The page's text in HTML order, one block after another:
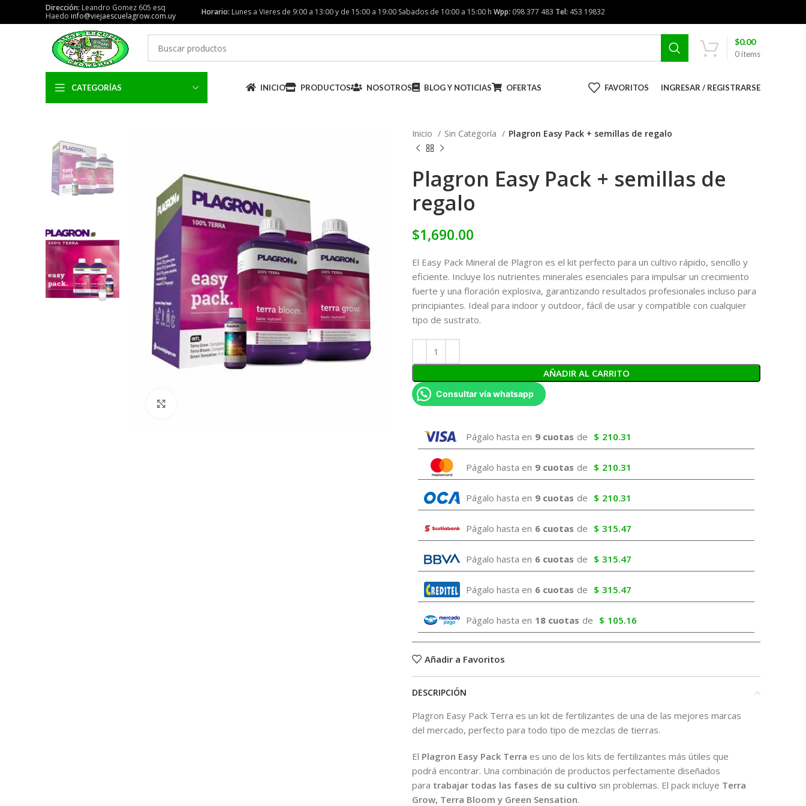
Dirección: Leandro Gomez 605 esq
Haedo info@viejaescuelagrow.com.uy Horario: Lunes a Vieres de 9:00 a 13:00 y de 15:00 a 19:00 Sabados de 10:00 a 15:00 h Wpp: 098 377 483 Tel: 453 19832
0items
$0.00
CATEGORÍAS INICIO PRODUCTOS NOSOTROS BLOG Y NOTICIAS OFERTAS FAVORITOS INGRESAR / REGISTRARSE
Inicio Sin Categoría Plagron Easy Pack + semillas de regalo
Plagron Easy Pack + semillas de
regalo
$1,690.00
El Easy Pack Mineral de Plagron es el kit perfecto para un cultivo rápido, sencillo y
eficiente. Incluye los nutrientes minerales esenciales para impulsar un crecimiento
fuerte y una floración explosiva, garantizando resultados profesionales incluso para
principiantes. Ideal para indoor y outdoor, fácil de usar y compatible con cualquier
tipo de sustrato.
AÑADIR AL CARRITO
Consultar vía whatsapp
Págalo hasta en 9 cuotas de $ 210.31
Págalo hasta en 9 cuotas de $ 210.31
Págalo hasta en 9 cuotas de $ 210.31
Págalo hasta en 6 cuotas de $ 315.47
Págalo hasta en 6 cuotas de $ 315.47
Págalo hasta en 6 cuotas de $ 315.47
Págalo hasta en 18 cuotas de $ 105.16
Añadir a Favoritos
DESCRIPCIÓN
Plagron Easy Pack Terra es un kit de fertilizantes de una de las mejores marcas
del mercado, perfecto para todo tipo de mezclas de tierras.
El Plagron Easy Pack Terra es uno de los kits de fertilizantes más útiles que
podrá encontrar. Una combinación de productos perfectamente diseñados
para trabajar todas las fases de su cultivo sin problemas. El pack incluye Terra
Grow, Terra Bloom y Green Sensation.